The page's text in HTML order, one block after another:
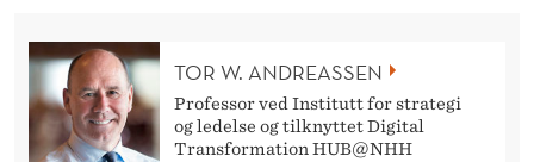
TOR W. ANDREASSEN
Professor ved Institutt for strategi
og ledelse og tilknyttet Digital
Transformation HUB@NHH